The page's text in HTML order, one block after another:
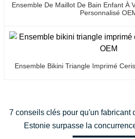
Ensemble De Maillot De Bain Enfant À
Personnalisé
Ensemble Bikini Triangle Imprimé
7 conseils clés pour qu'un fabricant
Estonie surpasse la